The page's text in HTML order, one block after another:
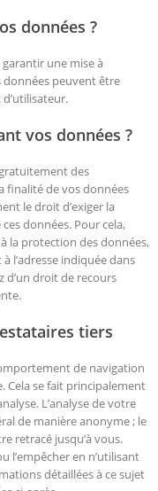
données ?
une mise à
données peuvent être
vos données ?
des
finalité de vos données
le droit d’exiger la
données. Pour cela,
la protection des données,
l’adresse indiquée dans
d’un droit de recours
tiers
de navigation
Cela se fait principalement
L’analyse de votre
de manière anonyme ; le
retracé jusqu’à vous.
l’empêcher en n’utilisant
détaillées à ce sujet